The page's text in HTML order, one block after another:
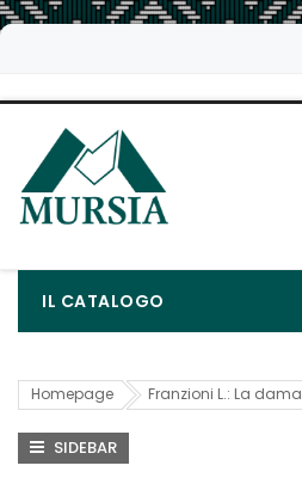
IL CATALOGO
Homepage Franzioni L.: La dama
SIDEBAR